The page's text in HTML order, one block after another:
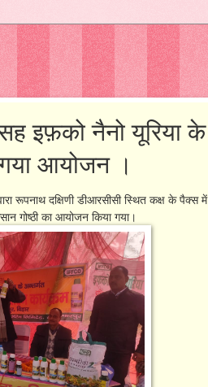
इफ़को नैनो यूरिया के
गया आयोजन ।
रूपनाथ दक्षिणी डीआरसीसी स्थित कक्ष के पैक्स में
गोष्ठी का आयोजन किया गया।